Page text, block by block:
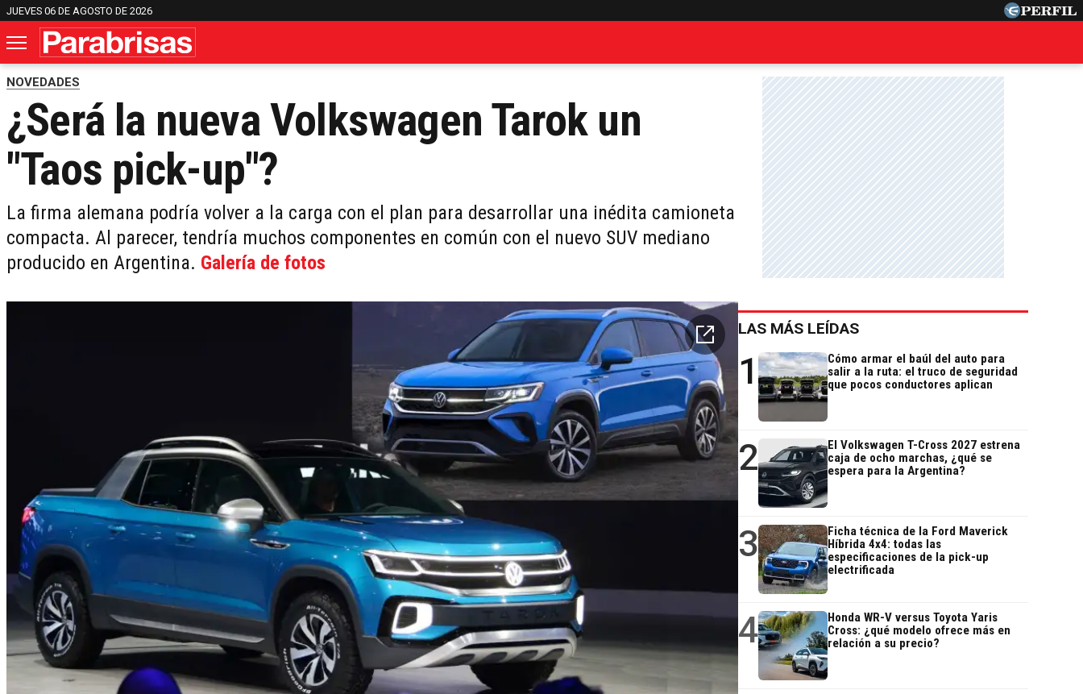
JUEVES 06 DE AGOSTO DE 2026
NOVEDADES
¿Será la nueva Volkswagen Tarok un
"Taos pick-up"?
La firma alemana podría volver a la carga con el plan para desarrollar una inédita camioneta
compacta. Al parecer, tendría muchos componentes en común con el nuevo SUV mediano
producido en Argentina. Galería de fotos
LAS MÁS LEÍDAS
1
Cómo armar el baúl del auto para
salir a la ruta: el truco de seguridad
que pocos conductores aplican
2
El Volkswagen T-Cross 2027 estrena
caja de ocho marchas, ¿qué se
espera para la Argentina?
3
Ficha técnica de la Ford Maverick
Híbrida 4x4: todas las
especificaciones de la pick-up
electrificada
4
Honda WR-V versus Toyota Yaris
Cross: ¿qué modelo ofrece más en
relación a su precio?